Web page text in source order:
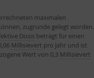
maximalen
zugrunde gelegt worden.
Dosis beträgt für einen
Millisievert pro Jahr und ist
Wert von 0,3 Millisievert